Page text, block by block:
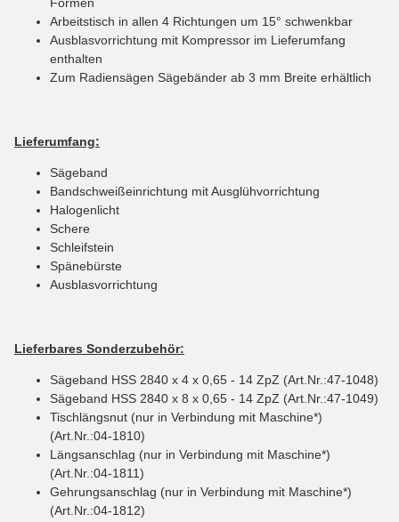
Arbeitstisch in allen 4 Richtungen um 15° schwenkbar
Ausblasvorrichtung mit Kompressor im Lieferumfang
enthalten
Zum Radiensägen Sägebänder ab 3 mm Breite erhältlich
Lieferumfang:
Sägeband
Bandschweißeinrichtung mit Ausglühvorrichtung
Halogenlicht
Schere
Schleifstein
Spänebürste
Ausblasvorrichtung
Lieferbares Sonderzubehör:
Sägeband HSS 2840 x 4 x 0,65 - 14 ZpZ (Art.Nr.:47-1048)
Sägeband HSS 2840 x 8 x 0,65 - 14 ZpZ (Art.Nr.:47-1049)
Tischlängsnut (nur in Verbindung mit Maschine*)
(Art.Nr.:04-1810)
Längsanschlag (nur in Verbindung mit Maschine*)
(Art.Nr.:04-1811)
Gehrungsanschlag (nur in Verbindung mit Maschine*)
(Art.Nr.:04-1812)